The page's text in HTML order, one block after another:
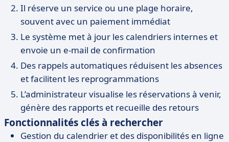
Il réserve un service ou une plage horaire,
souvent avec un paiement immédiat
Le système met à jour les calendriers internes et
envoie un e-mail de confirmation
Des rappels automatiques réduisent les absences
et facilitent les reprogrammations
L’administrateur visualise les réservations à venir,
génère des rapports et recueille des retours
Fonctionnalités clés à rechercher
Gestion du calendrier et des disponibilités en ligne